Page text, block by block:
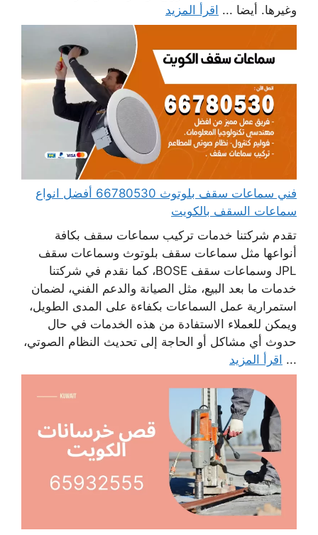
وغيرها. أيضا ... اقرأ المزيد
فني سماعات سقف بلوتوث 66780530 أفضل انواع
سماعات السقف بالكويت
تقدم شركتنا خدمات تركيب سماعات سقف بكافة
أنواعها مثل سماعات سقف بلوتوث وسماعات سقف
JPL وسماعات سقف BOSE، كما نقدم في شركتنا
خدمات ما بعد البيع، مثل الصيانة والدعم الفني، لضمان
استمرارية عمل السماعات بكفاءة على المدى الطويل،
ويمكن للعملاء الاستفادة من هذه الخدمات في حال
حدوث أي مشاكل أو الحاجة إلى تحديث النظام الصوتي،
... اقرأ المزيد